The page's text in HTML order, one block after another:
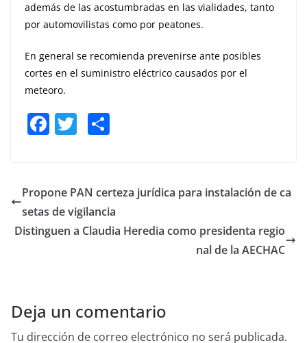
además de las acostumbradas en las vialidades, tanto
por automovilistas como por peatones.
En general se recomienda prevenirse ante posibles
cortes en el suministro eléctrico causados por el
meteoro.
F
e
b
o
T
er e
Propone PAN certeza jurídica para instalación de ca
setas de vigilancia
Distinguen a Claudia Heredia como presidenta regio
nal de la AECHAC
Deja un comentario
Tu dirección de correo electrónico no será publicada.